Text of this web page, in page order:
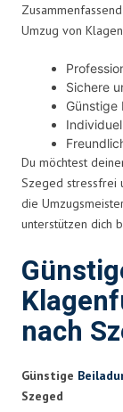
Umzug von
Sichere
Günstige
Du möchtest
Szeged stressfrei
die
unterstützen dich
nach
Günstige
Szeged